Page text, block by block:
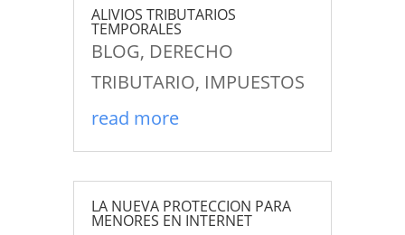
ALIVIOS TRIBUTARIOS
TEMPORALES
BLOG, DERECHO
TRIBUTARIO, IMPUESTOS
read more
LA NUEVA PROTECCION PARA
MENORES EN INTERNET